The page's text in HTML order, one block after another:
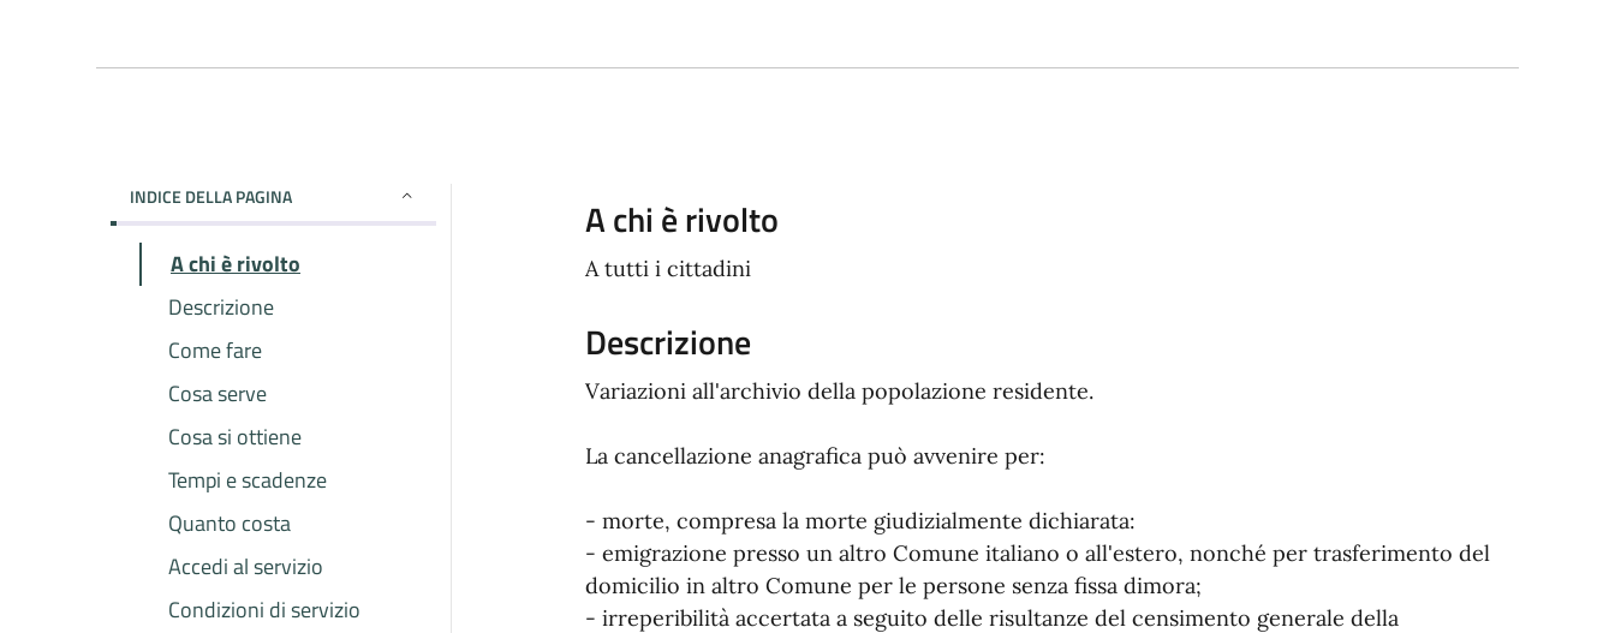
INDICE DELLA PAGINA
A chi è rivolto
Descrizione
Come fare
Cosa serve
Cosa si ottiene
Tempi e scadenze
Quanto costa
Accedi al servizio
Condizioni di servizio
A chi è rivolto
A tutti i cittadini
Descrizione
Variazioni all'archivio della popolazione residente.
La cancellazione anagrafica può avvenire per:
- morte, compresa la morte giudizialmente dichiarata:
- emigrazione presso un altro Comune italiano o all'estero, nonché per trasferimento del
domicilio in altro Comune per le persone senza fissa dimora;
- irreperibilità accertata a seguito delle risultanze del censimento generale della